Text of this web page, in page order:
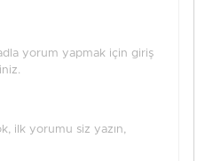
yorum yapmak için giriş
ilk yorumu siz yazın,